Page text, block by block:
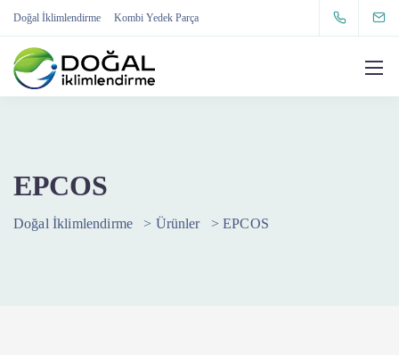
Doğal İklimlendirme Kombi Yedek Parça
EPCOS
Doğal İklimlendirme > Ürünler >EPCOS